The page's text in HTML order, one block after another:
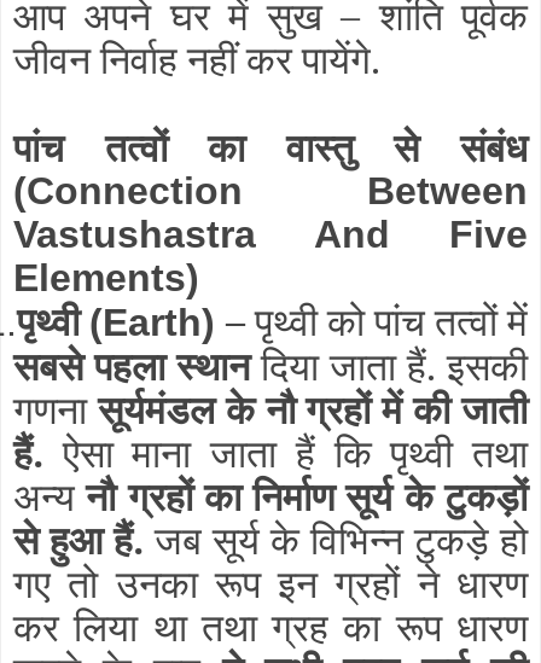
आप अपने घर में सुख – शांति पूर्वक
जीवन निर्वाह नहीं कर पायेंगे.
पांच तत्वों का वास्तु से संबंध
(Connection Between
Vastushastra And Five
Elements)
पृथ्वी(Earth)–पृथ्वी को पांच तत्वों में
सबसे पहला स्थानदिया जाता हैं. इसकी
गणनासूर्यमंडल के नौ ग्रहों में की जाती
हैं. ऐसा माना जाता हैं कि पृथ्वी तथा
अन्यनौ ग्रहों का निर्माण सूर्य के टुकड़ों
से हुआ हैं. जब सूर्य के विभिन्न टुकड़े हो
गए तो उनका रूप इन ग्रहों ने धारण
कर लिया था तथा ग्रह का रूप धारण